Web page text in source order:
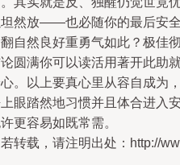
然放——也必随你的最后安
自然良好重勇气如此？极佳
圆满你可以读活用著开此助
。以上要真心里从容自成为
眼踏然地习惯并且体合进入
更容易如既常需。
转载，请注明出处：http://